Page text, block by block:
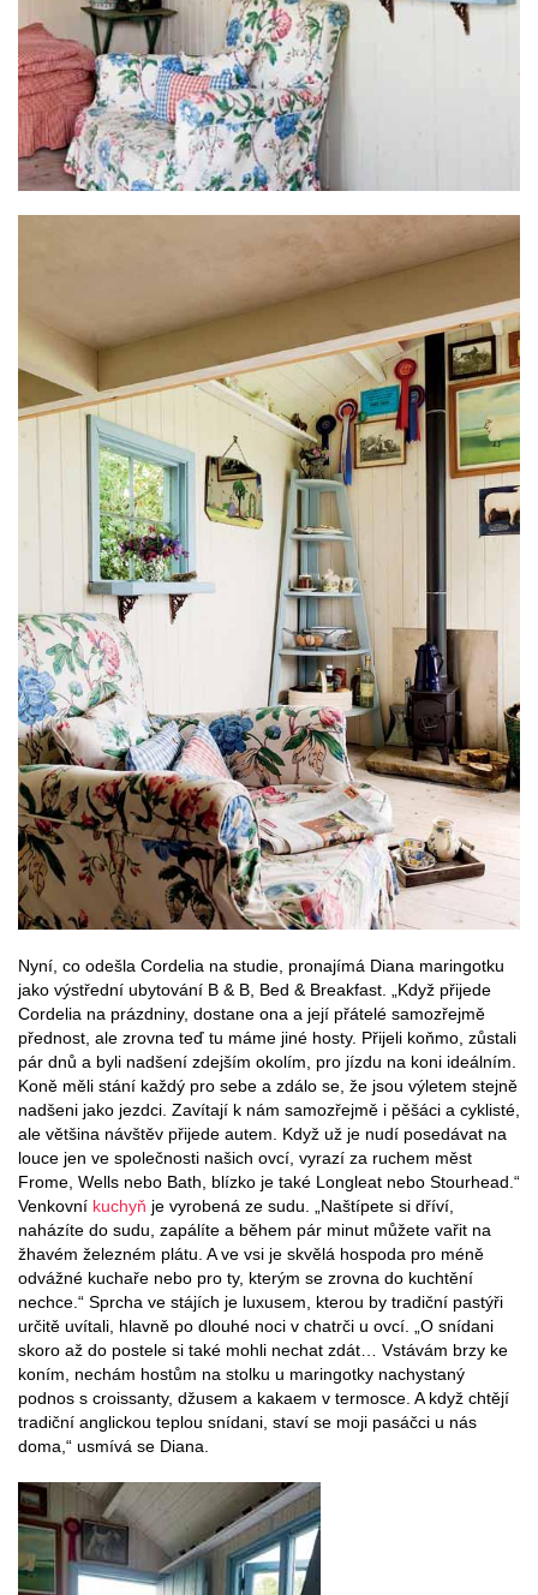
Nyní, co odešla Cordelia na studie, pronajímá Diana maringotku
jako výstřední ubytování B & B, Bed & Breakfast. „Když přijede
Cordelia na prázdniny, dostane ona a její přátelé samozřejmě
přednost, ale zrovna teď tu máme jiné hosty. Přijeli koňmo, zůstali
pár dnů a byli nadšení zdejším okolím, pro jízdu na koni ideálním.
Koně měli stání každý pro sebe a zdálo se, že jsou výletem stejně
nadšeni jako jezdci. Zavítají k nám samozřejmě i pěšáci a cyklisté,
ale většina návštěv přijede autem. Když už je nudí posedávat na
louce jen ve společnosti našich ovcí, vyrazí za ruchem měst
Frome, Wells nebo Bath, blízko je také Longleat nebo Stourhead.“
Venkovní kuchyň je vyrobená ze sudu. „Naštípete si dříví,
naházíte do sudu, zapálíte a během pár minut můžete vařit na
žhavém železném plátu. A ve vsi je skvělá hospoda pro méně
odvážné kuchaře nebo pro ty, kterým se zrovna do kuchtění
nechce.“ Sprcha ve stájích je luxusem, kterou by tradiční pastýři
určitě uvítali, hlavně po dlouhé noci v chatrči u ovcí. „O snídani
skoro až do postele si také mohli nechat zdát… Vstávám brzy ke
koním, nechám hostům na stolku u maringotky nachystaný
podnos s croissanty, džusem a kakaem v termosce. A když chtějí
tradiční anglickou teplou snídani, staví se moji pasáčci u nás
doma,“ usmívá se Diana.